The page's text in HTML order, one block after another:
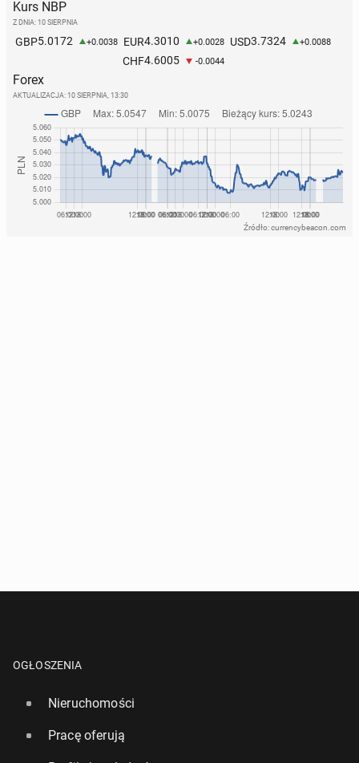
Kurs NBP
Z DNIA: 10 SIERPNIA
GBP5.0172 +0.0038 EUR4.3010 +0.0028 USD3.7324 +0.0088
CHF4.6005 -0.0044
Forex
AKTUALIZACJA: 10 SIERPNIA, 13:30
Źródło: currencybeacon.com
OGŁOSZENIA
Nieruchomości
Pracę oferują